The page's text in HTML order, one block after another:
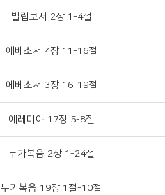
빌립보서 2장 1-4절
에베소서 4장 11-16절
에베소서 3장 16-19절
예레미야 17장 5-8절
누가복음 2장 1-24절
누가복음 19장 1절-10절